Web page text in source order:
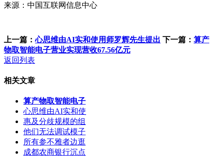
来源：中国互联网信息中心
上一篇：心思维由AI实和使用师罗辉先生提出 下一篇： 算产
物取智能电子营业实现营收67.56亿元
返回列表
相关文章
算产物取智能电子
心思维由AI实和使
惠及分歧规模的组
他们无法调试模子
所有参不雅者边逛
成都农商银行沉点